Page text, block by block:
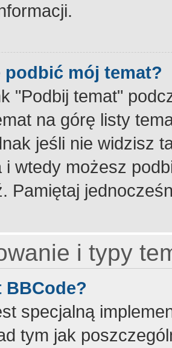
podbić mój temat?
"Podbij temat"
na górę listy
jeśli nie widzisz
i wtedy możesz
Pamiętaj
i typy
BBCode?
specjalną
tym jak